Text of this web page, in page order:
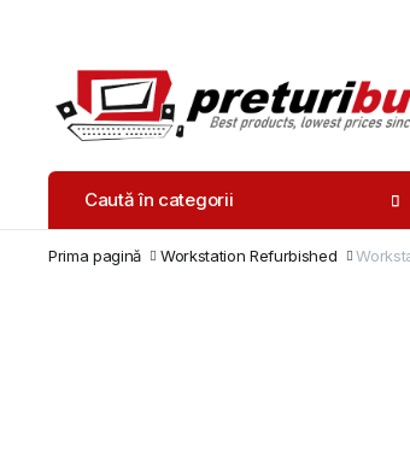
Caută în categorii
Prima pagină Workstation Refurbished